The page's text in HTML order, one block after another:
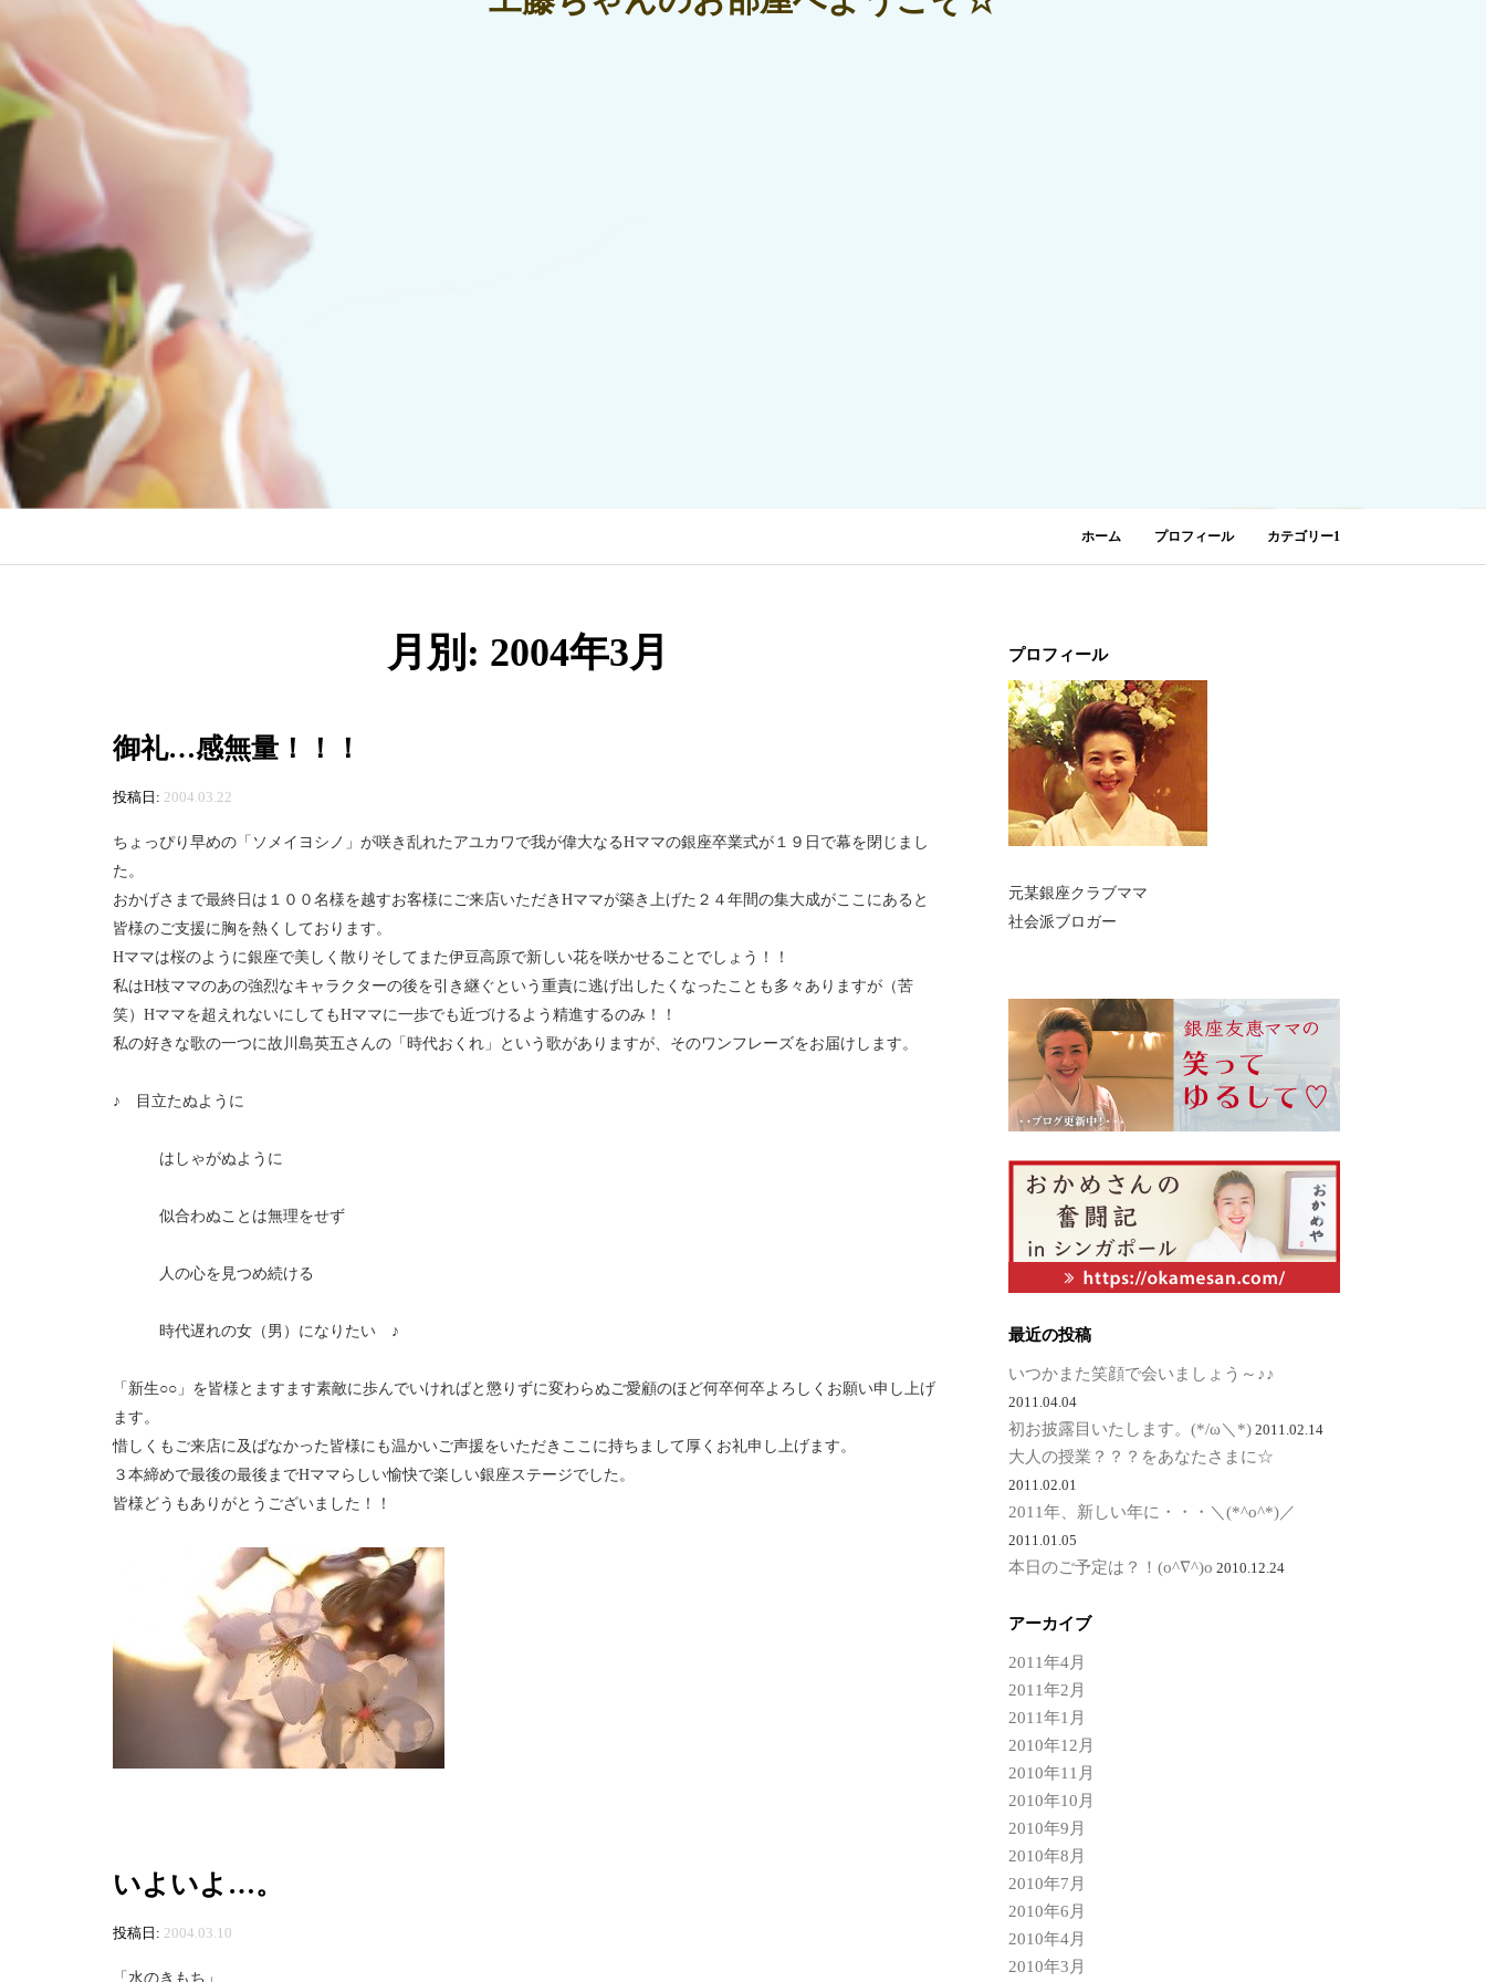
ホーム プロフィール カテゴリー1
月別: 2004年3月
御礼…感無量！！！
投稿日: 2004.03.22
ちょっぴり早めの「ソメイヨシノ」が咲き乱れたアユカワで我が偉大なるHママの銀座卒業式が１９日で幕を閉じまし
た。
おかげさまで最終日は１００名様を越すお客様にご来店いただきHママが築き上げた２４年間の集大成がここにあると
皆様のご支援に胸を熱くしております。
Hママは桜のように銀座で美しく散りそしてまた伊豆高原で新しい花を咲かせることでしょう！！
私はH枝ママのあの強烈なキャラクターの後を引き継ぐという重責に逃げ出したくなったことも多々ありますが（苦
笑）Hママを超えれないにしてもHママに一歩でも近づけるよう精進するのみ！！
私の好きな歌の一つに故川島英五さんの「時代おくれ」という歌がありますが、そのワンフレーズをお届けします。
♪ 目立たぬように
はしゃがぬように
似合わぬことは無理をせず
人の心を見つめ続ける
時代遅れの女（男）になりたい ♪
「新生○○」を皆様とますます素敵に歩んでいければと懲りずに変わらぬご愛顧のほど何卒何卒よろしくお願い申し上げ
ます。
惜しくもご来店に及ばなかった皆様にも温かいご声援をいただきここに持ちまして厚くお礼申し上げます。
３本締めで最後の最後までHママらしい愉快で楽しい銀座ステージでした。
皆様どうもありがとうございました！！
いよいよ…。
投稿日: 2004.03.10
「水のきもち」
プロフィール
元某銀座クラブママ
社会派ブロガー
最近の投稿
いつかまた笑顔で会いましょう～♪♪
2011.04.04
初お披露目いたします。(*/ω＼*) 2011.02.14
大人の授業？？？をあなたさまに☆
2011.02.01
2011年、新しい年に・・・＼(*^o^*)／
2011.01.05
本日のご予定は？！(o^∇^)o 2010.12.24
アーカイブ
2011年4月
2011年2月
2011年1月
2010年12月
2010年11月
2010年10月
2010年9月
2010年8月
2010年7月
2010年6月
2010年4月
2010年3月